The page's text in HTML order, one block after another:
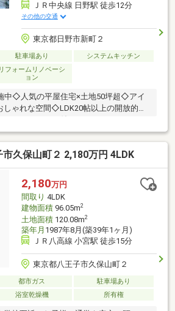
ＪＲ中央線 日野駅 徒歩12分
その他の交通
東京都日野市新町２
駐車場あり システムキッチン
リフォームリノベーシ
ョン
中◇人気の平屋住宅×土地50坪超◇アイ
しゃれな空間◇LDK20帖以上の開放的な
久保山町２ 2,180万円 4LDK
2,180万円
間取り 4LDK
建物面積96.05m2
土地面積120.08m2
築年月 1987年8月(築39年1ヶ月)
ＪＲ八高線 小宮駅 徒歩15分
東京都八王子市久保山町２
都市ガス
駐車場あり
浴室乾燥機 所有権